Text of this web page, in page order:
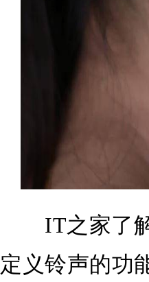
IT之家了解
定义铃声的功